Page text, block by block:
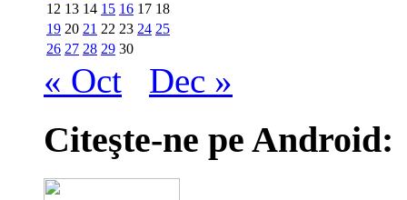
12 13 14 15 16 17 18
19 20 21 22 23 24 25
26 27 28 29 30
« Oct Dec »
Citeşte-ne pe Android: